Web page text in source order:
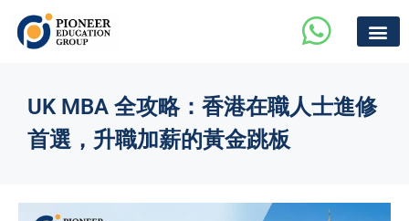
UK MBA 全攻略：香港在職人士進修
首選，升職加薪的黃金跳板